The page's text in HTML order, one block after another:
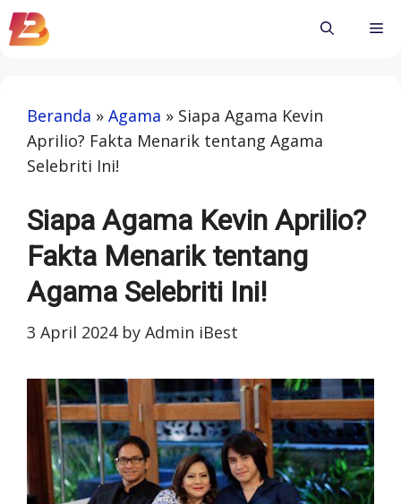
Skip
to
Beranda » Agama » Siapa Agama Kevin
Aprilio? Fakta Menarik tentang Agama
Selebriti Ini!
Siapa Agama Kevin Aprilio?
Fakta Menarik tentang
Agama Selebriti Ini!
3 April 2024 by Admin iBest